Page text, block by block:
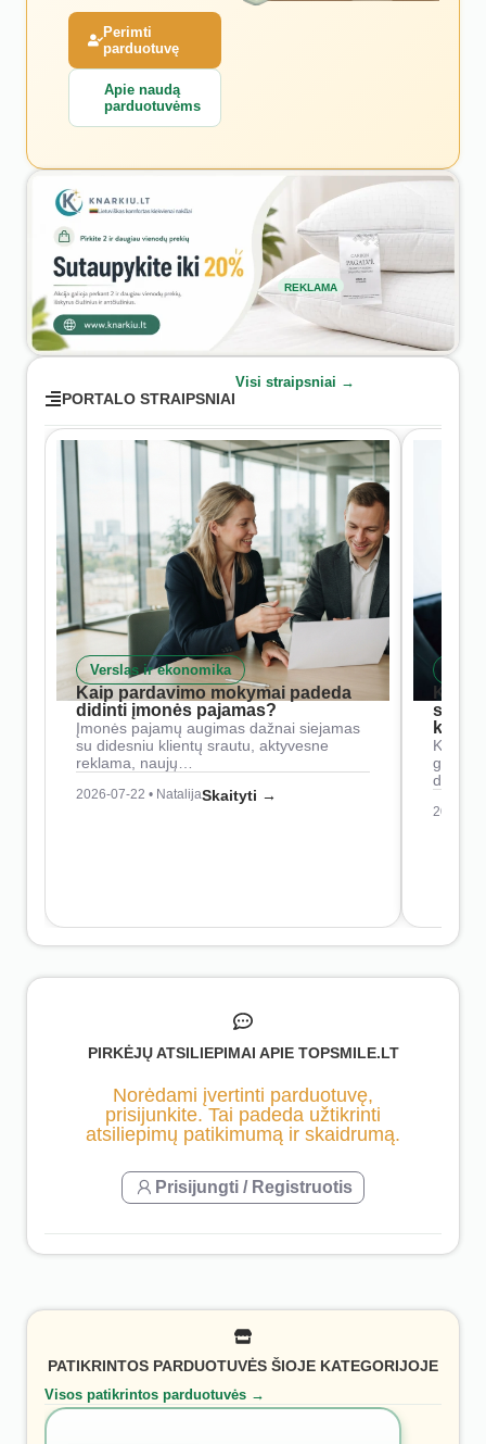
Perimti
parduotuvę
Apie naudą
parduotuvėms
REKLAMA
PORTALO STRAIPSNIAI
Visi straipsniai →
Verslas ir ekonomika
Kaip pardavimo mokymai padeda
didinti įmonės pajamas?
Įmonės pajamų augimas dažnai siejamas
su didesniu klientų srautu, aktyvesne
reklama, naujų…
2026-07-22 • NatalijaSkaityti →
Kaip
2026-
PIRKĖJŲ ATSILIEPIMAI APIE TOPSMILE.LT
Norėdami įvertinti parduotuvę,
prisijunkite. Tai padeda užtikrinti
atsiliepimų patikimumą ir skaidrumą.
Prisijungti / Registruotis
PATIKRINTOS PARDUOTUVĖS ŠIOJE KATEGORIJOJE
Visos patikrintos parduotuvės →